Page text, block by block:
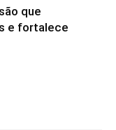
que
e fortalece